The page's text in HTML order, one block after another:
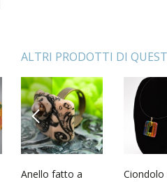
Cintura da donna
ALTRI PRODOTTI DI
PREVIOUS
Anello fatto a
Ciondolo